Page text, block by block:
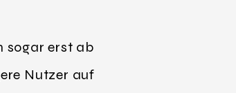
sogar erst ab
Nutzer auf